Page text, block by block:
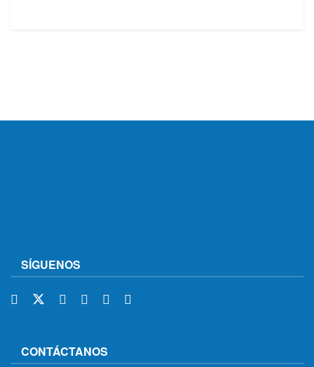
SÍGUENOS
CONTÁCTANOS